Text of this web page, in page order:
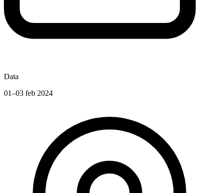
Data
01–03 feb 2024